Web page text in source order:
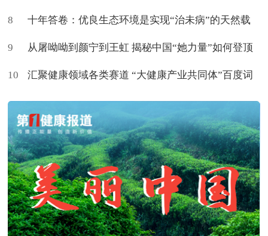
设健康中国》
8 十年答卷：优良生态环境是实现“治未病”的天然载
体
9 从屠呦呦到颜宁到王虹 揭秘中国“她力量”如何登顶
世界
10 汇聚健康领域各类赛道 “大健康产业共同体”百度词
条上新了